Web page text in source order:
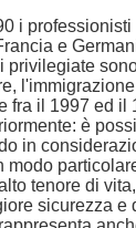
i
e
privilegiate
fra il 1997 ed il
è
in
modo
tenore di
sicurezza e